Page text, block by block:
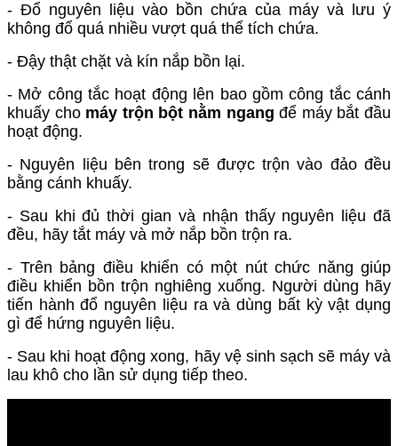
- Đổ nguyên liệu vào bồn chứa của máy và lưu ý
không đổ quá nhiều vượt quá thể tích chứa.
- Đậy thật chặt và kín nắp bồn lại.
- Mở công tắc hoạt động lên bao gồm công tắc cánh
khuấy cho máy trộn bột nằm ngang để máy bắt đầu
hoạt động.
- Nguyên liệu bên trong sẽ được trộn vào đảo đều
bằng cánh khuấy.
- Sau khi đủ thời gian và nhận thấy nguyên liệu đã
đều, hãy tắt máy và mở nắp bồn trộn ra.
- Trên bảng điều khiển có một nút chức năng giúp
điều khiển bồn trộn nghiêng xuống. Người dùng hãy
tiến hành đổ nguyên liệu ra và dùng bất kỳ vật dụng
gì để hứng nguyên liệu.
- Sau khi hoạt động xong, hãy vệ sinh sạch sẽ máy và
lau khô cho lần sử dụng tiếp theo.